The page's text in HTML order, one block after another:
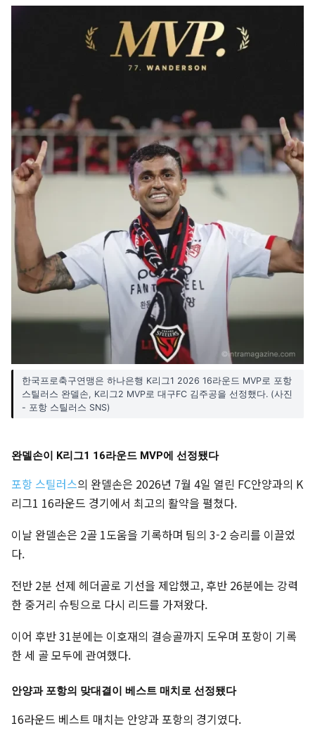
한국프로축구연맹은 하나은행 K리그1 2026 16라운드 MVP로 포항
스틸러스 완델손, K리그2 MVP로 대구FC 김주공을 선정했다. (사진
- 포항 스틸러스 SNS)
완델손이 K리그1 16라운드 MVP에 선정됐다
포항 스틸러스의 완델손은 2026년 7월 4일 열린 FC안양과의 K
리그1 16라운드 경기에서 최고의 활약을 펼쳤다.
이날 완델손은 2골 1도움을 기록하며 팀의 3-2 승리를 이끌었
다.
전반 2분 선제 헤더골로 기선을 제압했고, 후반 26분에는 강력
한 중거리 슈팅으로 다시 리드를 가져왔다.
이어 후반 31분에는 이호재의 결승골까지 도우며 포항이 기록
한 세 골 모두에 관여했다.
안양과 포항의 맞대결이 베스트 매치로 선정됐다
16라운드 베스트 매치는 안양과 포항의 경기였다.